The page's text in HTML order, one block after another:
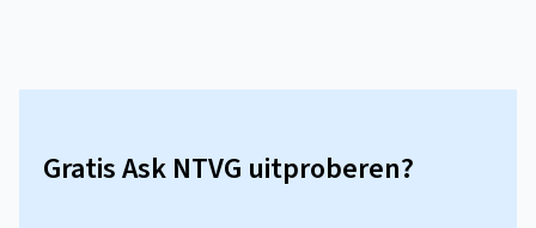
Gratis Ask NTVG uitproberen?